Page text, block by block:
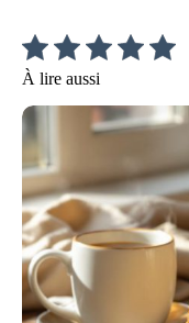
À lire aussi